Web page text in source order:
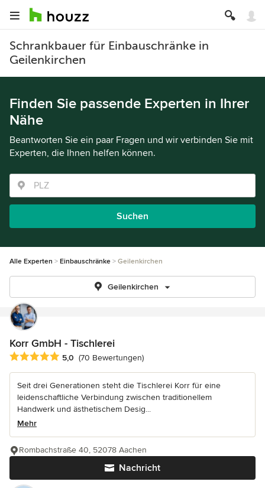
Schrankbauer für Einbauschränke in
Geilenkirchen
Finden Sie passende Experten in Ihrer
Nähe
Beantworten Sie ein paar Fragen und wir verbinden Sie mit
Experten, die Ihnen helfen können.
Suchen
Alle Experten Einbauschränke Geilenkirchen
Geilenkirchen
Korr GmbH - Tischlerei
Durchschnittliche Bewertung: 5 von 5 Sternen
5,0 (70 Bewertungen)
Seit drei Generationen steht die Tischlerei Korr für eine
leidenschaftliche Verbindung zwischen traditionellem
Handwerk und ästhetischem Desig...
Mehr
Nachricht
Rombachstraße 40, 52078 Aachen